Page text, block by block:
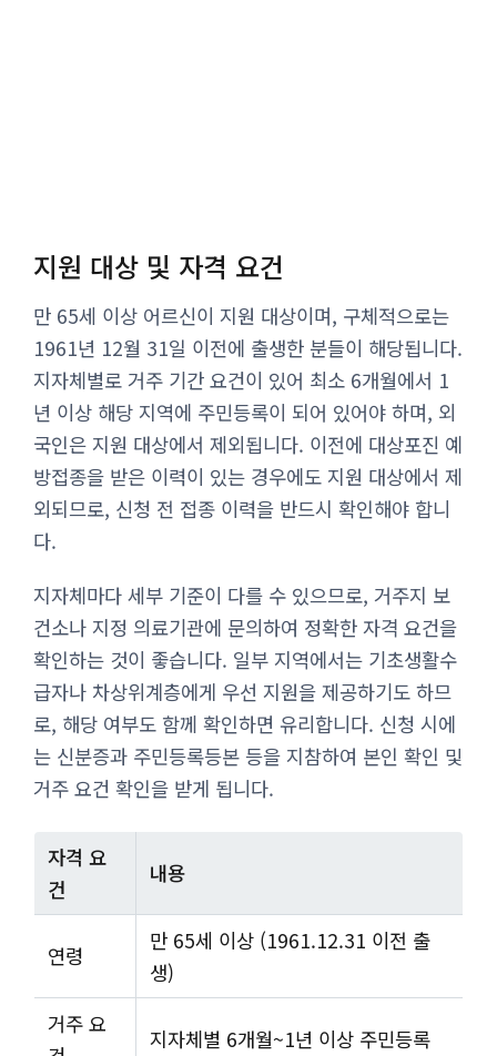
지원 대상 및 자격 요건
만 65세 이상 어르신이 지원 대상이며, 구체적으로는
1961년 12월 31일 이전에 출생한 분들이 해당됩니다.
지자체별로 거주 기간 요건이 있어 최소 6개월에서 1
년 이상 해당 지역에 주민등록이 되어 있어야 하며, 외
국인은 지원 대상에서 제외됩니다. 이전에 대상포진 예
방접종을 받은 이력이 있는 경우에도 지원 대상에서 제
외되므로, 신청 전 접종 이력을 반드시 확인해야 합니
다.
지자체마다 세부 기준이 다를 수 있으므로, 거주지 보
건소나 지정 의료기관에 문의하여 정확한 자격 요건을
확인하는 것이 좋습니다. 일부 지역에서는 기초생활수
급자나 차상위계층에게 우선 지원을 제공하기도 하므
로, 해당 여부도 함께 확인하면 유리합니다. 신청 시에
는 신분증과 주민등록등본 등을 지참하여 본인 확인 및
거주 요건 확인을 받게 됩니다.
자격 요
건
내용
연령
만 65세 이상 (1961.12.31 이전 출
생)
거주 요
지자체별 6개월~1년 이상 주민등록